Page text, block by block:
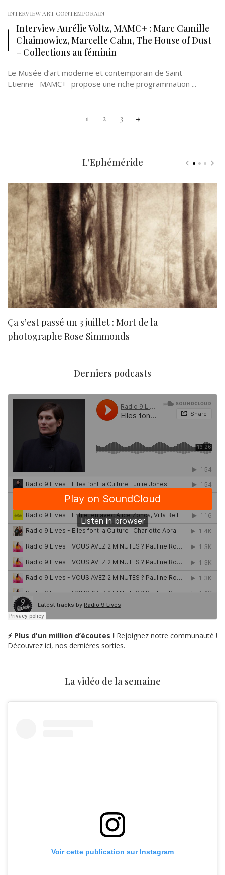
INTERVIEW ART CONTEMPORAIN
Interview Aurélie Voltz, MAMC+ : Marc Camille
Chaimowicz, Marcelle Cahn, The House of Dust
– Collections au féminin
Le Musée d’art moderne et contemporain de Saint-
Etienne –MAMC+- propose une riche programmation ...
1 2 3
L'Ephéméride
Ça s’est passé un 3 juillet : Mort de la
photographe Rose Simmonds
Derniers podcasts
⚡ Plus d'un million d’écoutes ! Rejoignez notre communauté !
Découvrez ici, nos dernières sorties.
La vidéo de la semaine
Voir cette publication sur Instagram